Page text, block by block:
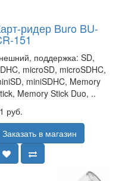
ридер Buro BU-
151
поддержка: SD,
microSD, microSDHC,
miniSDHC, Memory
Memory Stick Duo, ..
руб.
Заказать в магазин